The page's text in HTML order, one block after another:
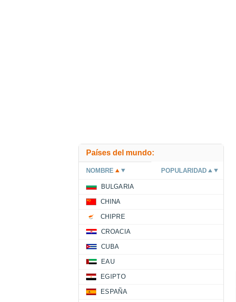
Países del mundo:
NOMBRE POPULARIDAD
BULGARIA
CHINA
CHIPRE
CROACIA
CUBA
EAU
EGIPTO
ESPAÑA